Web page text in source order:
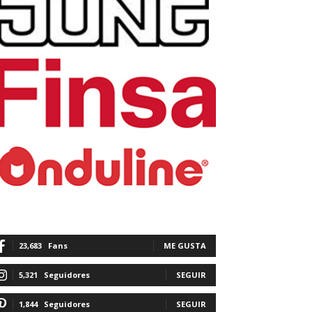
23,683 Fans ME GUSTA
5,321 Seguidores SEGUIR
1,844 Seguidores SEGUIR